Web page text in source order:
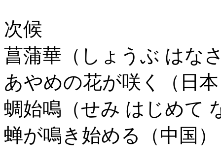
次候
菖蒲華（しょうぶ はな
あやめの花が咲く（日
蜩始鳴（せみ はじめて
蝉が鳴き始める（中国）